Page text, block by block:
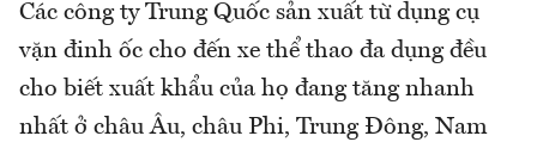
Các công ty Trung Quốc sản xuất từ dụng cụ
vặn đinh ốc cho đến xe thể thao đa dụng đều
cho biết xuất khẩu của họ đang tăng nhanh
nhất ở châu Âu, châu Phi, Trung Đông, Nam